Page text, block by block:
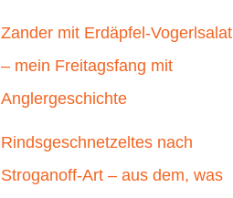
Zander mit Erdäpfel-Vogerlsalat
– mein Freitagsfang mit
Anglergeschichte
Rindsgeschnetzeltes nach
Stroganoff-Art – aus dem, was